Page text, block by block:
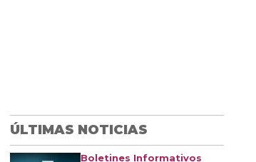
ÚLTIMAS NOTICIAS
Boletines Informativos